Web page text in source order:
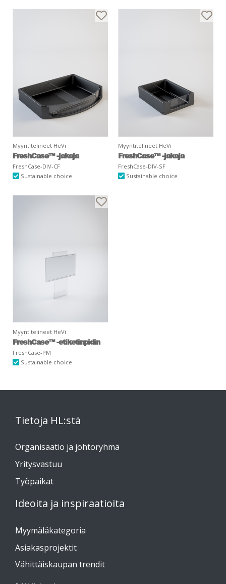
Myyntitelineet HeVi
FreshCase™ -jakaja
FreshCase-DIV-CF
Sustainable choice
Myyntitelineet HeVi
FreshCase™ -jakaja
FreshCase-DIV-SF
Sustainable choice
Myyntitelineet HeVi
FreshCase™ -etiketinpidin
FreshCase-PM
Sustainable choice
Tietoja HL:stä
Organisaatio ja johtoryhmä
Yritysvastuu
Työpaikat
Ideoita ja inspiraatioita
Myymäläkategoria
Asiakasprojektit
Vähittäiskaupan trendit